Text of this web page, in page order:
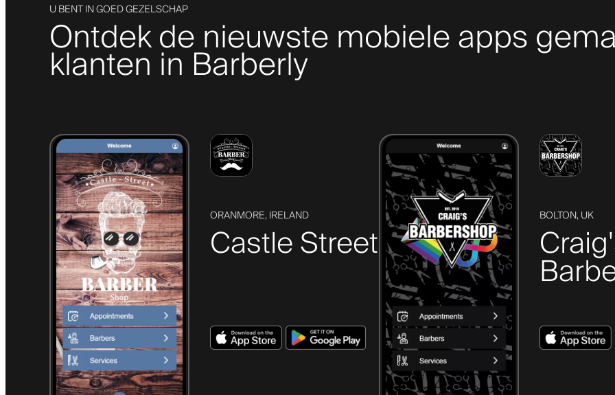
U BENT IN GOED GEZELSCHAP
Ontdek de nieuwste mobiele apps
klanten in Barberly
ORANMORE, IRELAND
Castle Street
BOLTON, UK